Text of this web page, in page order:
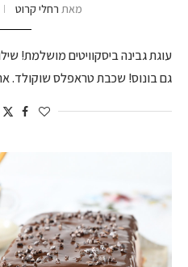
מאת רחלי קרוט
גם בונוס! שכבת טראפלס שוקולד.